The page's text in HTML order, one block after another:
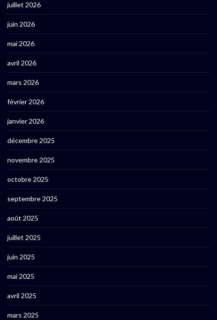
juillet 2026
juin 2026
mai 2026
avril 2026
mars 2026
février 2026
janvier 2026
décembre 2025
novembre 2025
octobre 2025
septembre 2025
août 2025
juillet 2025
juin 2025
mai 2025
avril 2025
mars 2025